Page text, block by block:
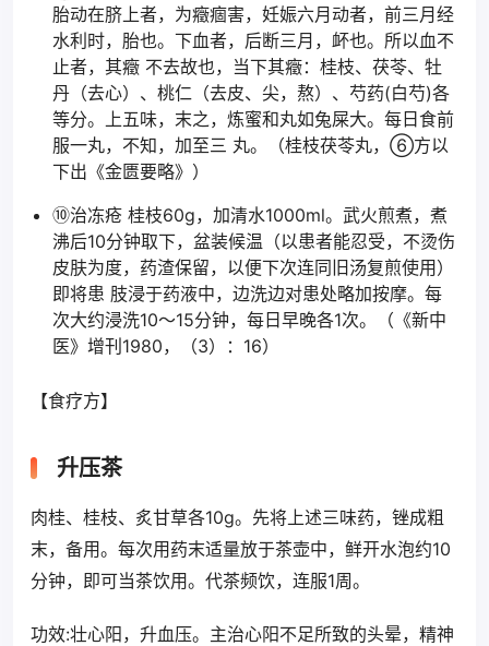
胎动在脐上者，为癥痼害，妊娠六月动者，前三月经
水利时，胎也。下血者，后断三月，衃也。所以血不
止者，其癥 不去故也，当下其癥：桂枝、茯苓、牡
丹（去心）、桃仁（去皮、尖，熬）、芍药(白芍)各
等分。上五味，末之，炼蜜和丸如兔屎大。每日食前
服一丸，不知，加至三 丸。（桂枝茯苓丸，⑥方以
下出《金匮要略》）
⑩治冻疮 桂枝60g，加清水1000ml。武火煎煮，煮
沸后10分钟取下，盆装候温（以患者能忍受，不烫伤
皮肤为度，药渣保留，以便下次连同旧汤复煎使用）
即将患 肢浸于药液中，边洗边对患处略加按摩。每
次大约浸洗10～15分钟，每日早晚各1次。（《新中
医》增刊1980，（3）：16）
【食疗方】
升压茶
肉桂、桂枝、炙甘草各10g。先将上述三味药，锉成粗
末，备用。每次用药末适量放于茶壶中，鲜开水泡约10
分钟，即可当茶饮用。代茶频饮，连服1周。
功效:壮心阳，升血压。主治心阳不足所致的头晕，精神